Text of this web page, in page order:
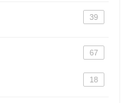
39
67
18